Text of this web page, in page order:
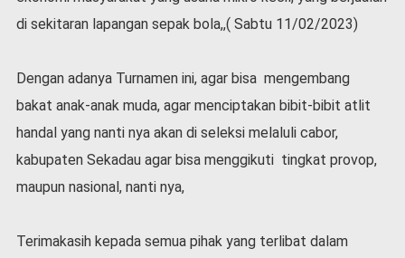
o
n
di sekitaran lapangan sepak bola,,( Sabtu 11/02/2023)
Dengan adanya Turnamen ini, agar bisa mengembang
bakat anak-anak muda, agar menciptakan bibit-bibit atlit
handal yang nanti nya akan di seleksi melaluli cabor,
kabupaten Sekadau agar bisa menggikuti tingkat provop,
maupun nasional, nanti nya,
Terimakasih kepada semua pihak yang terlibat dalam